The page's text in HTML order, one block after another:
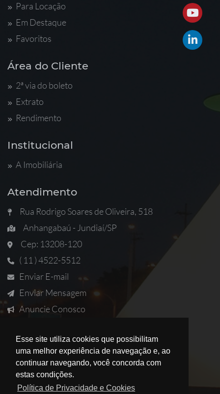
Esse site utiliza cookies que possibilitam
uma melhor experiência de navegação e, ao
continuar navegando, você concorda com
estas condições.
Política de Privacidade e Cookies
Para Locação
Em Destaque
Favoritos
Área do Cliente
2ª via do boleto
Extrato
Rendimento
Institucional
A Imobiliária
Atendimento
Rua Rodrigo Soares de Oliveira, 518
Anhangabaú - Jundiaí/SP
Cep: 13208-120
( 11 ) 4522-5512
Enviar E-mail
Enviar Mensagem
Anuncie Conosco